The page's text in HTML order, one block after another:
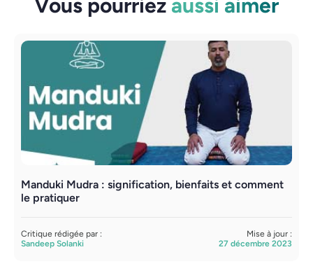
Vous pourriez aussi aimer
Manduki Mudra : signification, bienfaits et comment
le pratiquer
Critique rédigée par :
Sandeep Solanki
Mise à jour :
27 décembre 2023